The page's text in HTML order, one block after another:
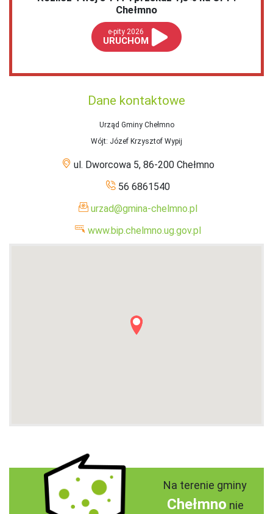
Chełmno
e-pity 2026
URUCHOM
Dane kontaktowe
Urząd Gminy Chełmno
Wójt: Józef Krzysztof Wypij
ul. Dworcowa 5, 86-200 Chełmno
56 6861540
urzad@gmina-chelmno.pl
www.bip.chelmno.ug.gov.pl
Na terenie gminy
Chełmno nie